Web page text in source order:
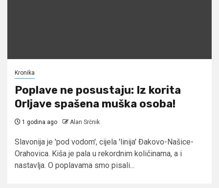
Kronika
Poplave ne posustaju: Iz korita
Orljave spašena muška osoba!
1 godina ago Alan Srčnik
Slavonija je 'pod vodom', cijela 'linija' Đakovo-Našice-
Orahovica. Kiša je pala u rekordnim količinama, a i
nastavlja. O poplavama smo pisali...